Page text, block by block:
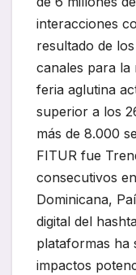
interacciones
resultado de
canales para la
feria aglutina
superior a los
más de 8.000
FITUR fue
consecutivos
Dominicana,
digital del
plataformas ha
impactos